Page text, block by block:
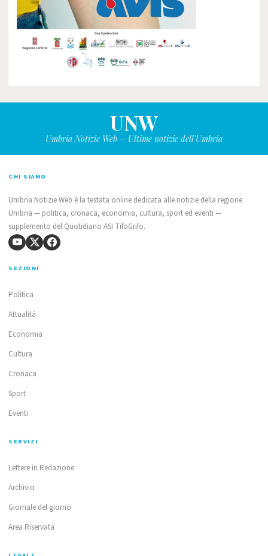
UNW
Umbria Notizie Web – Ultime notizie dell'Umbria
CHI SIAMO
Umbria Notizie Web è la testata online dedicata alle notizie della regione
Umbria — politica, cronaca, economia, cultura, sport ed eventi —
supplemento del Quotidiano ASI TifoGrifo.
SEZIONI
Politica
Attualità
Economia
Cultura
Cronaca
Sport
Eventi
SERVIZI
Lettere in Redazione
Archivio
Giornale del giorno
Area Riservata